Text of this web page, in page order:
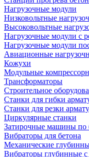
Нагрузочные модули
Низковольтные
Высоковольтные
Нагрузочные модули с
Нагрузочные модули
Авиационные
Кожухи
Модульные
Трансформаторы
Строительное
Станки для гибки
Станки для резки
Циркулярные станки
Затирочные машины по
Вибраторы для бетона
Механические
Вибраторы глубинные